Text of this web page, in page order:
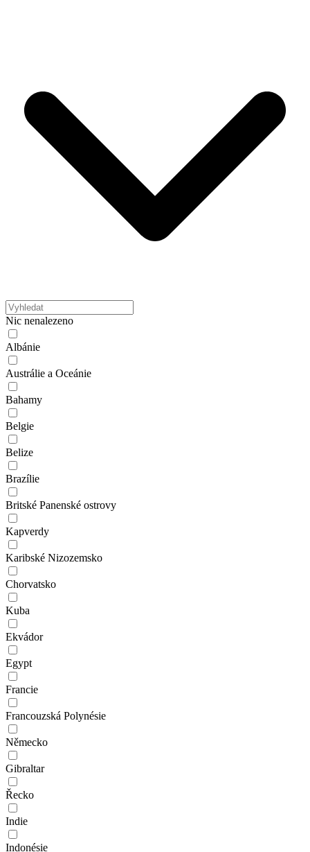
Nic nenalezeno
Albánie
Austrálie a Oceánie
Bahamy
Belgie
Belize
Brazílie
Britské Panenské ostrovy
Kapverdy
Karibské Nizozemsko
Chorvatsko
Kuba
Ekvádor
Egypt
Francie
Francouzská Polynésie
Německo
Gibraltar
Řecko
Indie
Indonésie